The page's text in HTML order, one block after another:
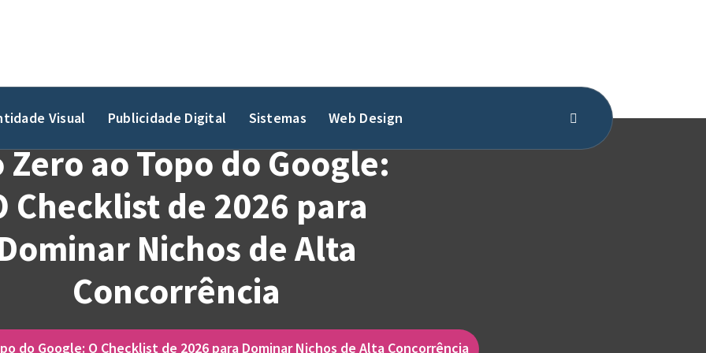
Visual Publicidade Digital Sistemas Web Design
Zero ao Topo do Google:
Checklist de 2026 para
Nichos de Alta
Concorrência
do Google: O Checklist de 2026 para Dominar Nichos de Alta Concorrência